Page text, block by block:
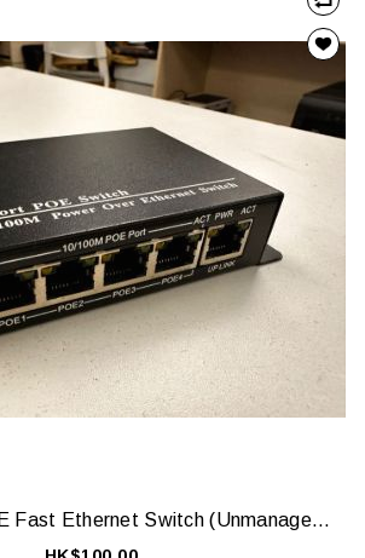
✌️4-Port 48V PoE Fast Ethernet Switch (Unmanaged) ✌️